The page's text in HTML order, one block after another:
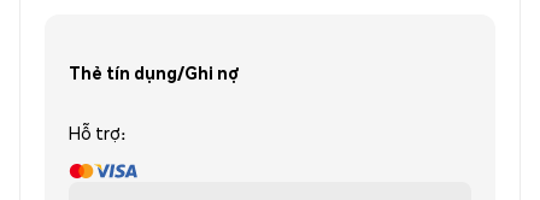
Thẻ tín dụng/Ghi nợ
Hỗ trợ: